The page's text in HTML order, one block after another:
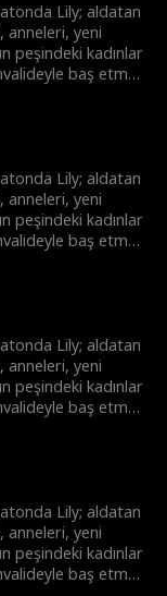
Lily; aldatan
anneleri, yeni
peşindeki kadınlar
baş etmek
Lily; aldatan
anneleri, yeni
peşindeki kadınlar
baş etmek
Lily; aldatan
anneleri, yeni
peşindeki kadınlar
baş etmek
Lily; aldatan
anneleri, yeni
peşindeki kadınlar
baş etmek